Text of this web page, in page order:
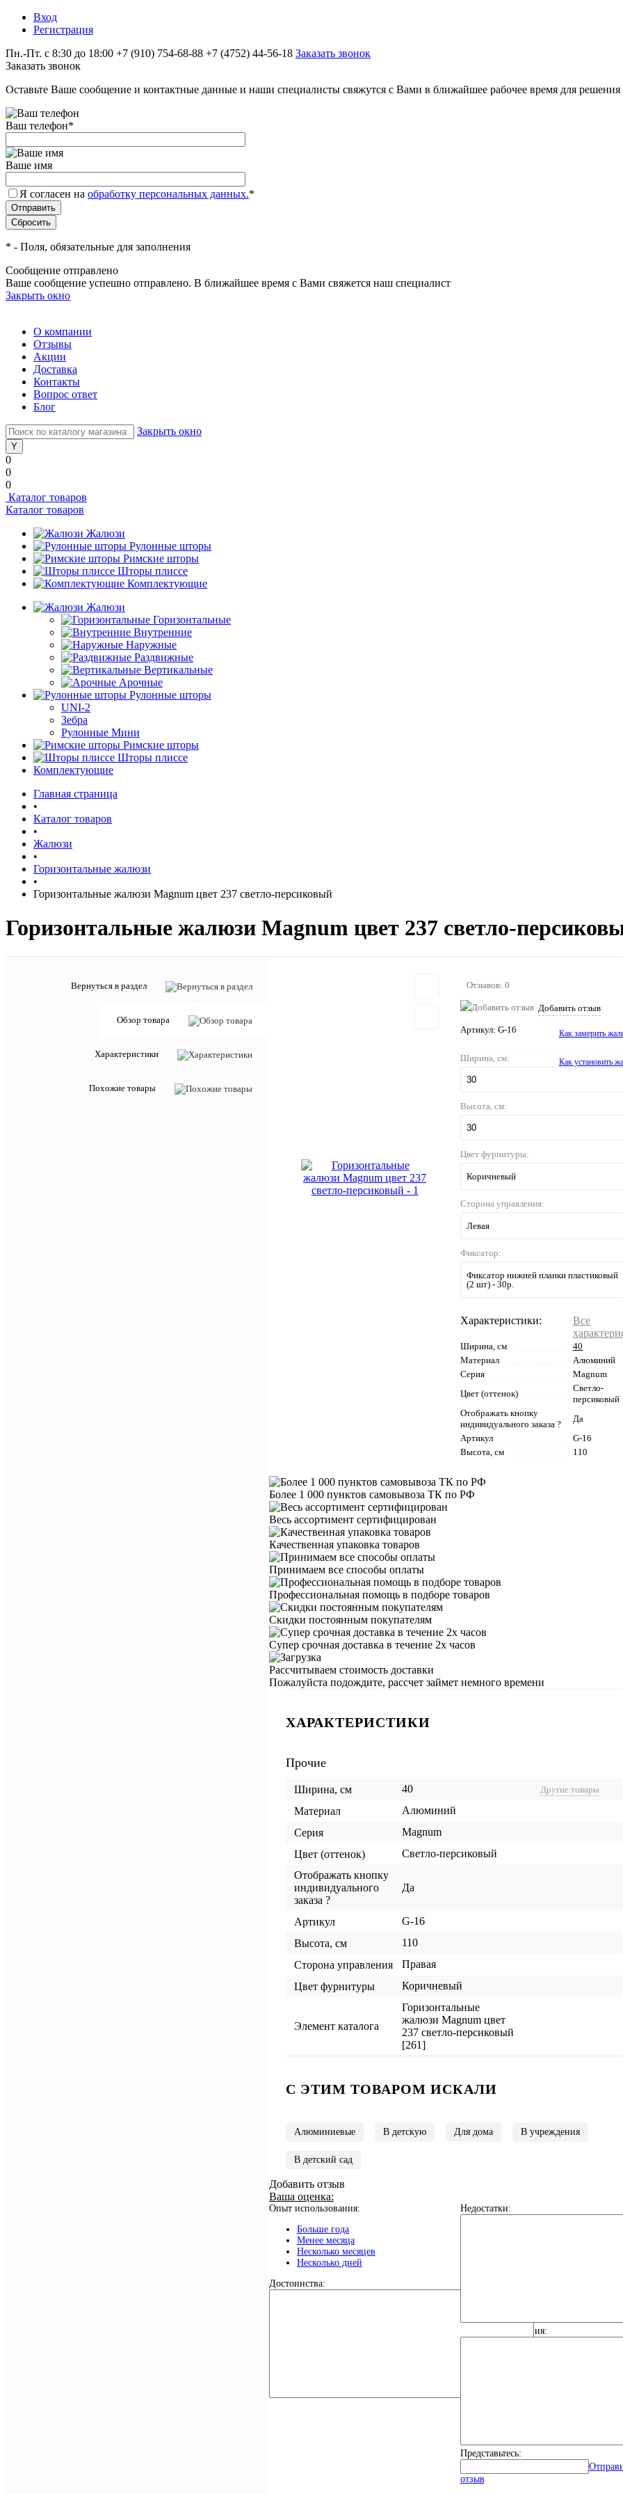
Вход
Регистрация
Пн.-Пт. с 8:30 до 18:00 +7 (910) 754‑68-88 +7 (4752) 44-56-18 Заказать звонок
Заказать звонок
Оставьте Ваше сообщение и контактные данные и наши специалисты свяжутся с Вами в ближайшее рабочее время для
Ваш телефон*
Ваше имя
Я согласен на обработку персональных данных.*
* - Поля, обязательные для заполнения
Сообщение отправлено
Ваше сообщение успешно отправлено. В ближайшее время с Вами свяжется наш специалист
Закрыть окно
О компании
Отзывы
Акции
Доставка
Контакты
Вопрос ответ
Блог
Закрыть окно
0
0
0
Каталог товаров
Каталог товаров
Жалюзи
Рулонные шторы
Римские шторы
Шторы плиссе
Комплектующие
Жалюзи
Горизонтальные
Внутренние
Наружные
Раздвижные
Вертикальные
Арочные
Рулонные шторы
UNI-2
Зебра
Рулонные Мини
Римские шторы
Шторы плиссе
Комплектующие
Главная страница
•
Каталог товаров
•
Жалюзи
•
Горизонтальные жалюзи
•
Горизонтальные жалюзи Magnum цвет 237 светло-персиковый
Горизонтальные жалюзи Magnum цвет 237 светло-
Вернуться в раздел
Обзор товара
Характеристики
Похожие товары
Отзывов: 0
Добавить отзыв
Артикул: G-16
Ширина, см:
Высота, см:
Цвет фурнитуры:
Коричневый
Сторона управления:
Левая
Фиксатор:
Фиксатор нижней планки пластиковый
(2 шт) - 30р.
Как замерить
Как установить
Характеристики:
Все
Ширина, см
40
Материал
Алюминий
Серия
Magnum
Цвет (оттенок)
Светло-
персиковый
Отображать кнопку
индивидуального заказа ?
Да
Артикул
G-16
Высота, см
110
Более 1 000 пунктов самовывоза ТК по РФ
Весь ассортимент сертифицирован
Качественная упаковка товаров
Принимаем все способы оплаты
Профессиональная помощь в подборе товаров
Скидки постоянным покупателям
Супер срочная доставка в течение 2х часов
Рассчитываем стоимость доставки
Пожалуйста подождите, рассчет займет немного времени
ХАРАКТЕРИСТИКИ
Прочие
Ширина, см 40 Другие товары
Материал
Алюминий
Серия
Magnum
Цвет (оттенок)
Светло-персиковый
Отображать кнопку
индивидуального
заказа ?
Да
Артикул
G-16
Высота, см
110
Сторона управления
Правая
Цвет фурнитуры
Коричневый
Элемент каталога
Горизонтальные
жалюзи Magnum цвет
237 светло-персиковый
[261]
C ЭТИМ ТОВАРОМ ИСКАЛИ
Алюминиевые В детскую Для дома В учреждения
В детский сад
Добавить отзыв
Ваша оценка:
Опыт использования:
Больше года
Менее месяца
Несколько месяцев
Несколько дней
Достоинства:
Недостатки:
Общие впечатления:
Представьтесь:
отзыв